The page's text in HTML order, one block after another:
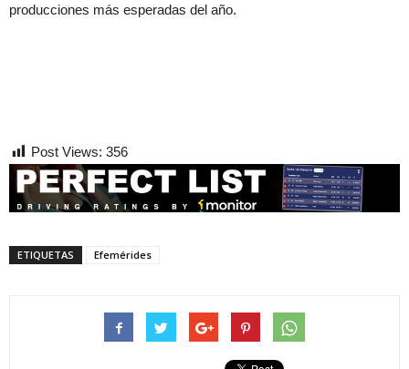
producciones más esperadas del año.
Post Views: 356
ETIQUETAS Efemérides